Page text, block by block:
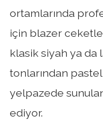
ortamlarında
için blazer
klasik siyah ya da
tonlarından
yelpazede
ediyor.